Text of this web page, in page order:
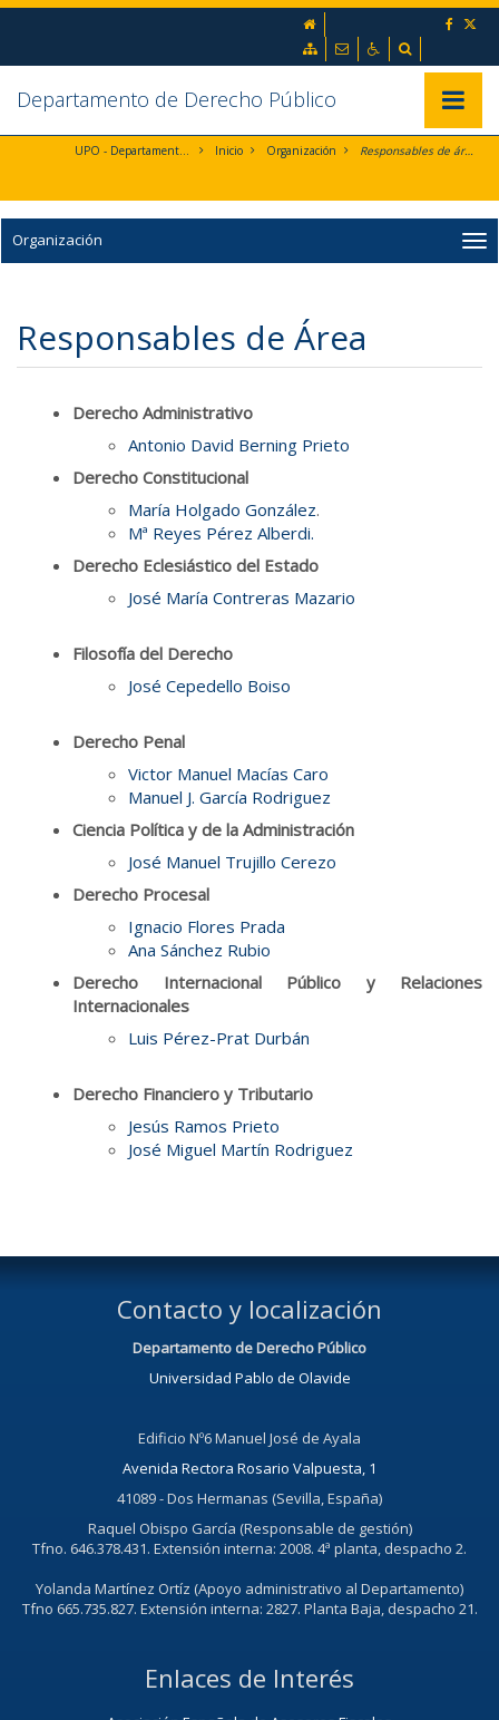
Ir al contenido principal de la página (alt + s)
Ir al menú principal (alt + u)
Mapa webContactoAccesibilidad
Departamento de Derecho Público
UPO - Departamento de Derecho Público Inicio Organización Responsables de áreas
Organización
Responsables de Área
Derecho Administrativo
Antonio David Berning Prieto
Derecho Constitucional
María Holgado González.
Mª Reyes Pérez Alberdi.
Derecho Eclesiástico del Estado
José María Contreras Mazario
Filosofía del Derecho
José Cepedello Boiso
Derecho Penal
Victor Manuel Macías Caro
Manuel J. García Rodriguez
Ciencia Política y de la Administración
José Manuel Trujillo Cerezo
Derecho Procesal
Ignacio Flores Prada
Ana Sánchez Rubio
Derecho Internacional Público y Relaciones
Internacionales
Luis Pérez-Prat Durbán
Derecho Financiero y Tributario
Jesús Ramos Prieto
José Miguel Martín Rodriguez
Contacto y localización
Departamento de Derecho Público
Universidad Pablo de Olavide
Edificio Nº6 Manuel José de Ayala
Avenida Rectora Rosario Valpuesta, 1
41089 - Dos Hermanas (Sevilla, España)
Raquel Obispo García (Responsable de gestión)
Tfno. 646.378.431. Extensión interna: 2008. 4ª planta, despacho 2.
Yolanda Martínez Ortíz (Apoyo administrativo al Departamento)
Tfno 665.735.827. Extensión interna: 2827. Planta Baja, despacho 21.
Enlaces de Interés